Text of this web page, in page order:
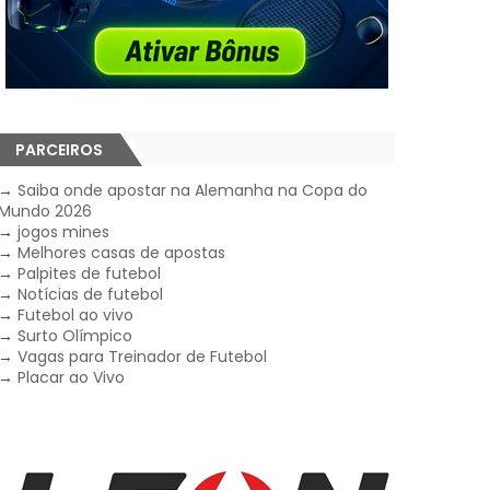
PARCEIROS
Saiba onde apostar na Alemanha na Copa do
2026
jogos mines
Melhores casas de apostas
Palpites de futebol
Notícias de futebol
Futebol ao vivo
Surto Olímpico
Vagas para Treinador de Futebol
Placar ao Vivo